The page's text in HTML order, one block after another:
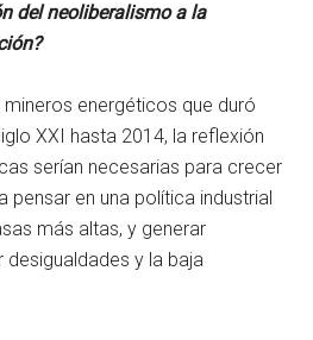
del neoliberalismo a la
energéticos que duró
XXI hasta 2014, la reflexión
serían necesarias para crecer
pensar en una política industrial
más altas, y generar
y la baja